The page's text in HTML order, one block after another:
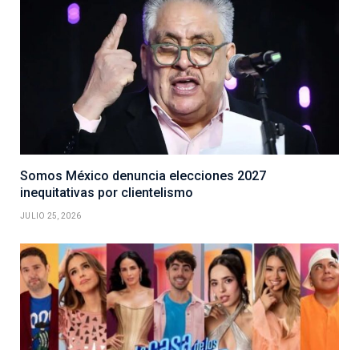
Somos México denuncia elecciones 2027
inequitativas por clientelismo
JULIO 25, 2026